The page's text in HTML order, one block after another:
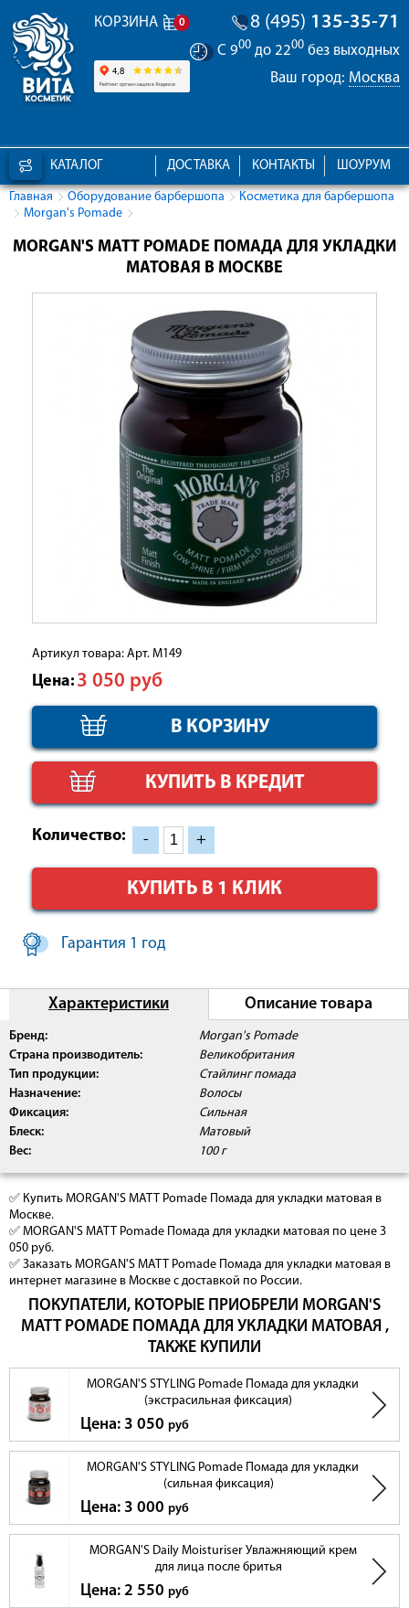
КОРЗИНА 0 8 (495) 135-35-71
С 900 до 2200 без выходных
Ваш город: Москва
КАТАЛОГ ШОУРУМ
КОНТАКТЫ
ДОСТАВКА
Главная Оборудование барбершопа
Косметика для барбершопа
Morgan's Pomade
MORGAN'S MATT POMADE ПОМАДА ДЛЯ УКЛАДКИ
МАТОВАЯ В МОСКВЕ
Артикул товара: Арт. М149
Цена: 3 050 руб
КУПИТЬ В КРЕДИТ
Количество: - +
КУПИТЬ В 1 КЛИК
Гарантия 1 год
Характеристики Описание товара
Бренд:
Morgan's Pomade
Страна производитель:
Великобритания
Тип продукции:
Стайлинг помада
Назначение:
Волосы
Фиксация:
Сильная
Блеск:
Матовый
Вес:
100 г
✅ Купить MORGAN'S MATT Pomade Помада для укладки матовая в
Москве.
✅ MORGAN'S MATT Pomade Помада для укладки матовая по цене 3
050 руб.
✅ Заказать MORGAN'S MATT Pomade Помада для укладки матовая в
интернет магазине в Москве с доставкой по России.
ПОКУПАТЕЛИ, КОТОРЫЕ ПРИОБРЕЛИ MORGAN'S
MATT POMADE ПОМАДА ДЛЯ УКЛАДКИ МАТОВАЯ ,
ТАКЖЕ КУПИЛИ
MORGAN'S STYLING Pomade Помада для укладки
(экстрасильная фиксация)
Цена: 3 050 руб
MORGAN'S STYLING Pomade Помада для укладки
(сильная фиксация)
Цена: 3 000 руб
MORGAN'S Daily Moisturiser Увлажняющий крем
для лица после бритья
Цена: 2 550 руб